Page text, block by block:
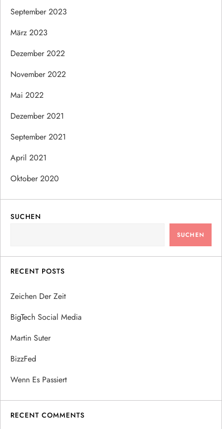
September 2023
März 2023
Dezember 2022
November 2022
Mai 2022
Dezember 2021
September 2021
April 2021
Oktober 2020
SUCHEN
SUCHEN
RECENT POSTS
Zeichen Der Zeit
BigTech Social Media
Martin Suter
BizzFed
Wenn Es Passiert
RECENT COMMENTS